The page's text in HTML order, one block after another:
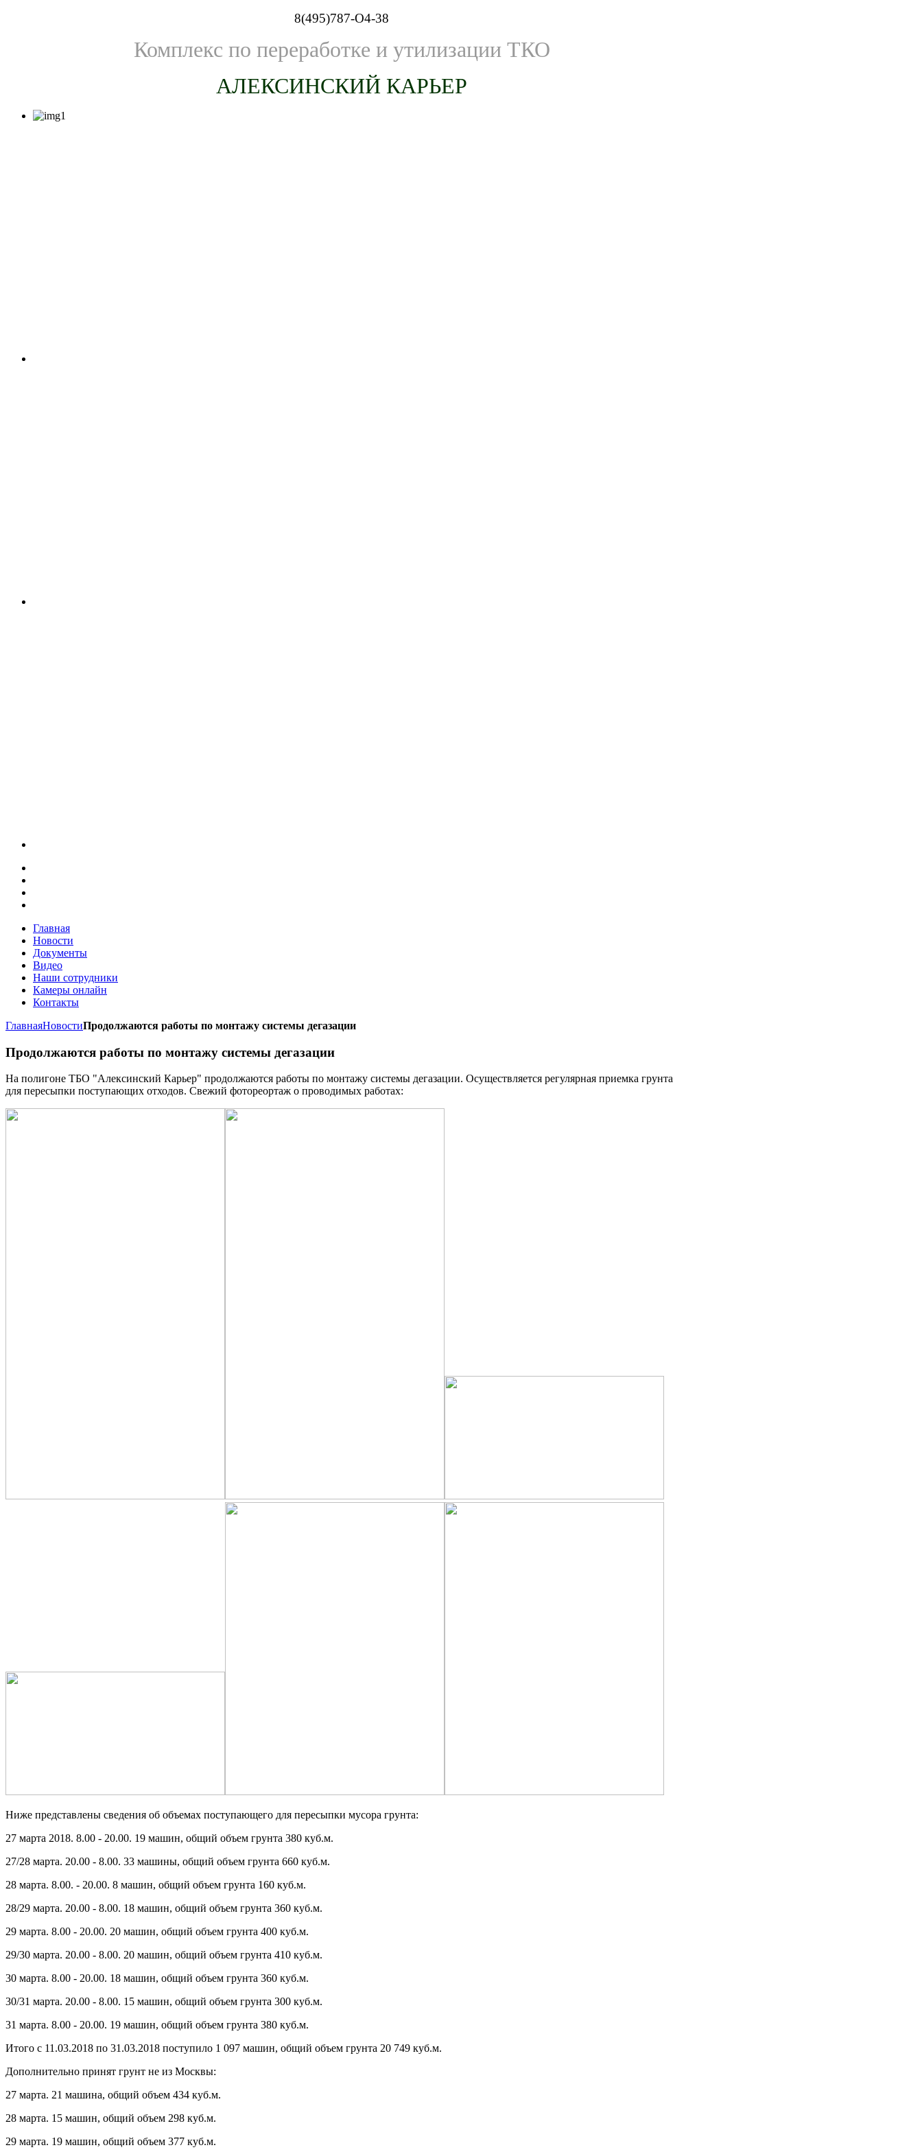
8(495)787-O4-38
Комплекс по переработке и утилизации ТКО
АЛЕКСИНСКИЙ КАРЬЕР
Главная
Новости
Документы
Видео
Наши сотрудники
Камеры онлайн
Контакты
ГлавнаяНовостиПродолжаются работы по монтажу системы дегазации
Продолжаются работы по монтажу системы дегазации
На полигоне ТБО "Алексинский Карьер" продолжаются работы по монтажу системы дегазации. Осуществляется регулярная приемка грунта
для пересыпки поступающих отходов. Свежий фотореортаж о проводимых работах:
Ниже представлены сведения об объемах поступающего для пересыпки мусора грунта:
27 марта 2018. 8.00 - 20.00. 19 машин, общий объем грунта 380 куб.м.
27/28 марта. 20.00 - 8.00. 33 машины, общий объем грунта 660 куб.м.
28 марта. 8.00. - 20.00. 8 машин, общий объем грунта 160 куб.м.
28/29 марта. 20.00 - 8.00. 18 машин, общий объем грунта 360 куб.м.
29 марта. 8.00 - 20.00. 20 машин, общий объем грунта 400 куб.м.
29/30 марта. 20.00 - 8.00. 20 машин, общий объем грунта 410 куб.м.
30 марта. 8.00 - 20.00. 18 машин, общий объем грунта 360 куб.м.
30/31 марта. 20.00 - 8.00. 15 машин, общий объем грунта 300 куб.м.
31 марта. 8.00 - 20.00. 19 машин, общий объем грунта 380 куб.м.
Итого с 11.03.2018 по 31.03.2018 поступило 1 097 машин, общий объем грунта 20 749 куб.м.
Дополнительно принят грунт не из Москвы:
27 марта. 21 машина, общий объем 434 куб.м.
28 марта. 15 машин, общий объем 298 куб.м.
29 марта. 19 машин, общий объем 377 куб.м.